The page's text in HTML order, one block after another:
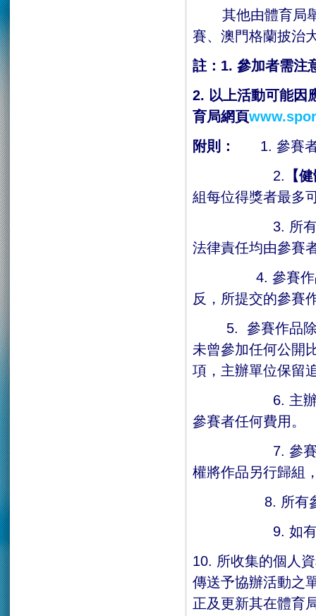
其他由體育局舉
賽、澳門格蘭披治
註： 1. 參加者需注
2. 以上活動可能因
育局網頁
附則：
1. 參賽
2. 【
組每位得獎者最多
3. 所有參賽作
法律責任均由參賽
4. 參賽作品一
反，所提交的參賽
5.
參賽作品
未曾參加任何公開
項，主辦單位保留
6. 主辦機構有
參賽者任何費用。
7. 參賽作品在
權將作品另行歸組
8. 所有參賽作
9. 如有爭議
10. 所收集的個人
傳送予協辦活動之
正及更新其在體育